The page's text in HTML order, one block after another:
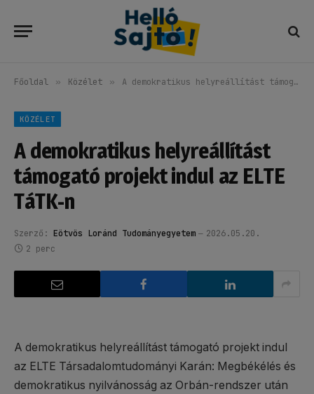
Főoldal » Közélet » A demokratikus helyreállítást támogató projekt indul az ELTE TáTK-n
KÖZÉLET
A demokratikus helyreállítást
támogató projekt indul az ELTE
TáTK-n
Szerző: Eötvös Loránd Tudományegyetem
2026.05.20.
2 perc
A demokratikus helyreállítást támogató projekt indul
az ELTE Társadalomtudományi Karán: Megbékélés és
demokratikus nyilvánosság az Orbán-rendszer után